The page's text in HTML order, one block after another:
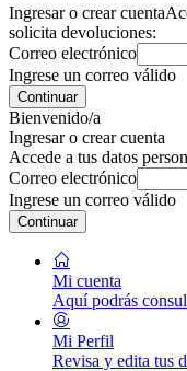
Ingresar o crear cuenta
solicita devoluciones:
Correo electrónico
Ingrese un correo válido
Continuar
Bienvenido/a
Ingresar o crear cuenta
Accede a tus datos
Correo electrónico
Ingrese un correo válido
Continuar
Mi cuenta
Aquí podrás
Mi Perfil
Revisa y edita tus